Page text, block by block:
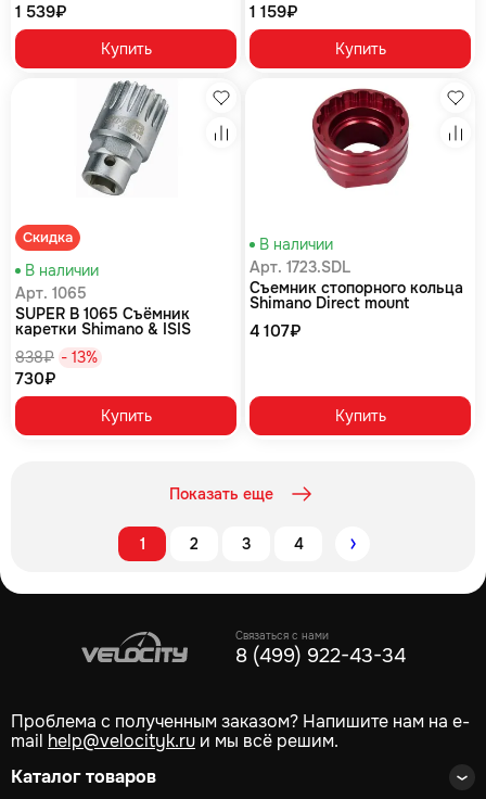
1 539₽
Купить
ЧЁРНЫЙ
1 159₽
Купить
Скидка
Избранное
Сравнение
В наличии
Арт. 1065
SUPER B 1065 Съёмник
каретки Shimano & ISIS
838₽ - 13%
730₽
Купить
В наличии
Арт. 1723.SDL
Съемник стопорного кольца
Shimano Direct mount
4 107₽
Купить
Показать еще
1 2 3 4
Связаться с нами
8 (499) 922-43-34
Проблема с полученным заказом? Напишите нам на e-
mail help@velocityk.ru и мы всё решим.
Каталог товаров